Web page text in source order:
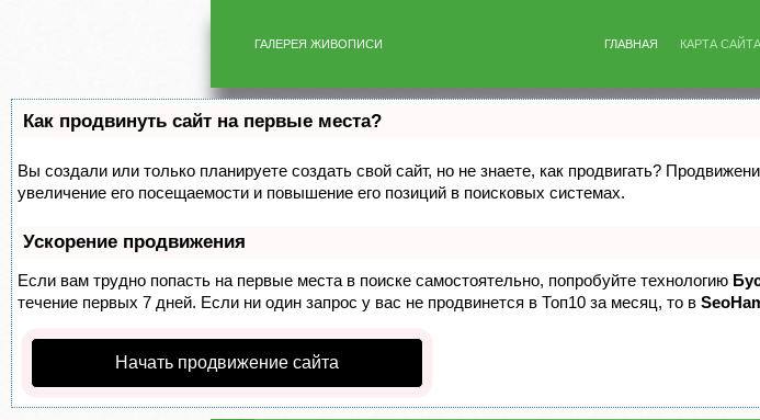
ГАЛЕРЕЯ ЖИВОПИСИ ГЛАВНАЯ КАРТА САЙТА
Как продвинуть сайт на первые места?
Вы создали или только планируете создать свой сайт, но не знаете, как продвигать?
увеличение его посещаемости и повышение его позиций в поисковых системах.
Ускорение продвижения
Если вам трудно попасть на первые места в поиске самостоятельно, попробуйте технологию
течение первых 7 дней. Если ни один запрос у вас не продвинется в Топ10 за месяц, то в
Начать продвижение сайта